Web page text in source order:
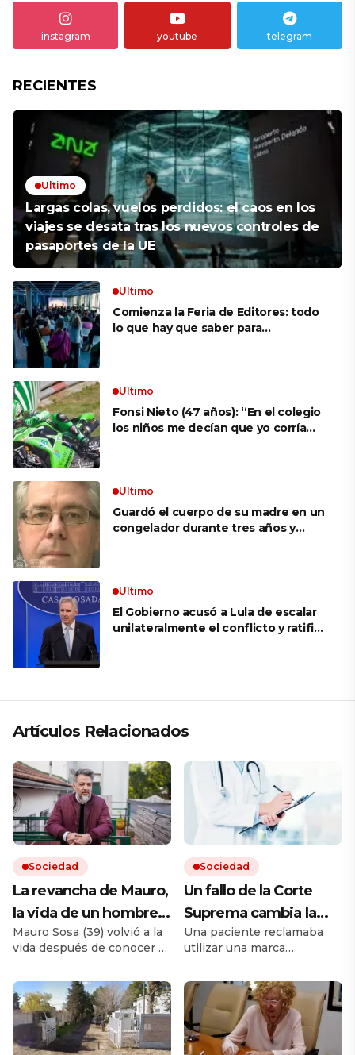
instagram youtube telegram
RECIENTES
Ultimo
Largas colas, vuelos perdidos: el caos en los
viajes se desata tras los nuevos controles de
pasaportes de la UE
Ultimo
Comienza la Feria de Editores: todo
lo que hay que saber para
Ultimo
Fonsi Nieto (47 años): “En el colegio
los niños me decían que yo corría
Ultimo
Guardó el cuerpo de su madre en un
congelador durante tres años y
Ultimo
El Gobierno acusó a Lula de escalar
unilateralmente el conflicto y ratificó
Artículos Relacionados
Sociedad
La revancha de Mauro,
la vida de un hombre
que vivía en la calle y
pudo reencontrar su
rumbo: «Ya no me
reprocho»
Mauro Sosa (39) volvió a la
vida después de conocer el
incertidumbre de no tener
techo. Hoy trabaja y alquila
un departamento. «Lo más
importante fue darme
cuenta de que necesitaba
Sociedad
Un fallo de la Corte
Suprema cambia la
forma en que las
prepagas deben cubrir
los medicamentos
más caros
Una paciente reclamaba
utilizar una marca
disponible otra nacional. La
Cámara le había dado la
razón a la mujer, pero la
Corte ahora consideró lo
contrario. La sentencia